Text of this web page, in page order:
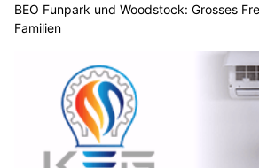
BEO Funpark und Woodstock: Grosses
Familien